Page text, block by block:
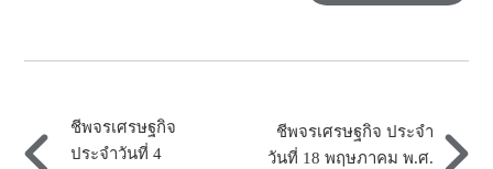
ชีพจรเศรษฐกิจ
ประจำวันที่ 4
ชีพจรเศรษฐกิจ ประจำ
วันที่ 18 พฤษภาคม พ.ศ.